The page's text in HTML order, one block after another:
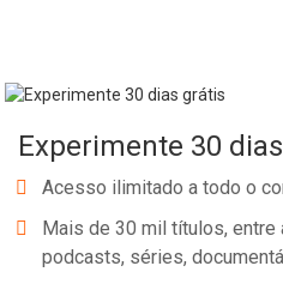
Experimente 30
Acesso ilimitado a todo o
Mais de 30 mil títulos, entre
podcasts, séries,